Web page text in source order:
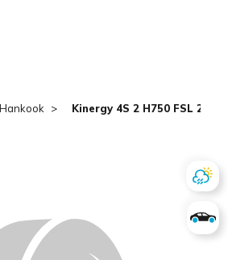
Hankook Kinergy 4S 2 H750 FSL 245/